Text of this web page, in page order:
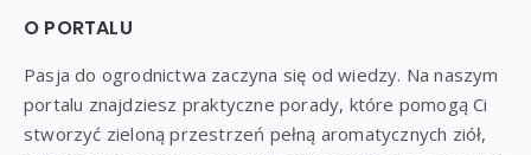
O PORTALU
Pasja do ogrodnictwa zaczyna się od wiedzy. Na naszym
portalu znajdziesz praktyczne porady, które pomogą Ci
stworzyć zieloną przestrzeń pełną aromatycznych ziół,